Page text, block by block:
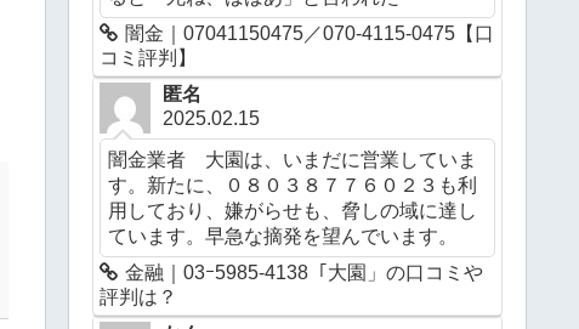
闇金｜07041150475／070-4115-0475【口
コミ評判】
匿名
2025.02.15
闇金業者 大園は、いまだに営業していま
す。新たに、０８０３８７７６０２３も利
用しており、嫌がらせも、脅しの域に達し
ています。早急な摘発を望んでいます。
金融｜03ｰ5985-4138「大園」の口コミや
評判は？